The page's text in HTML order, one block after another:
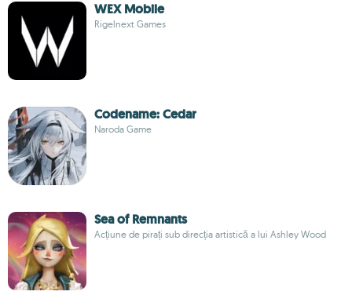
WEX Mobile
Rigelnext Games
Codename: Cedar
Naroda Game
Sea of Remnants
Acțiune de pirați sub direcția artistică a lui Ashley Wood